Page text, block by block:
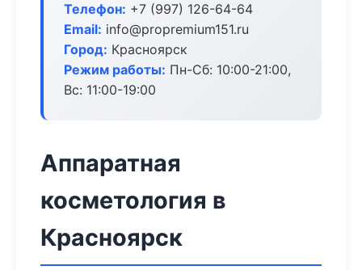
Телефон: +7 (997) 126-64-64
Email: info@propremium151.ru
Город: Красноярск
Режим работы: Пн-Сб: 10:00-21:00,
Вс: 11:00-19:00
Аппаратная
косметология в
Красноярск